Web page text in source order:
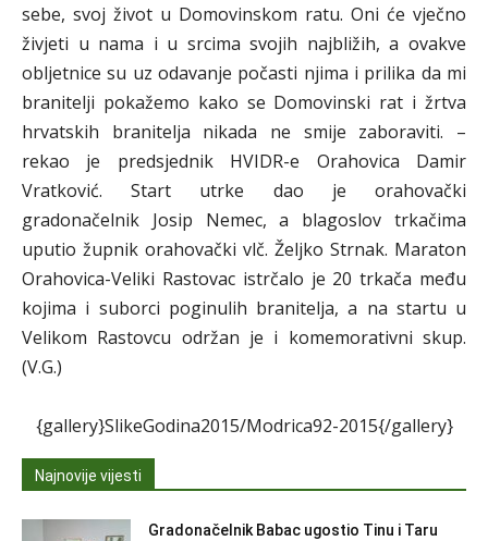
sebe, svoj život u Domovinskom ratu. Oni će vječno
živjeti u nama i u srcima svojih najbližih, a ovakve
obljetnice su uz odavanje počasti njima i prilika da mi
branitelji pokažemo kako se Domovinski rat i žrtva
hrvatskih branitelja nikada ne smije zaboraviti. –
rekao je predsjednik HVIDR-e Orahovica Damir
Vratković. Start utrke dao je orahovački
gradonačelnik Josip Nemec, a blagoslov trkačima
uputio župnik orahovački vlč. Željko Strnak. Maraton
Orahovica-Veliki Rastovac istrčalo je 20 trkača među
kojima i suborci poginulih branitelja, a na startu u
Velikom Rastovcu održan je i komemorativni skup.
(V.G.)
{gallery}SlikeGodina2015/Modrica92-2015{/gallery}
Najnovije vijesti
Gradonačelnik Babac ugostio Tinu i Taru